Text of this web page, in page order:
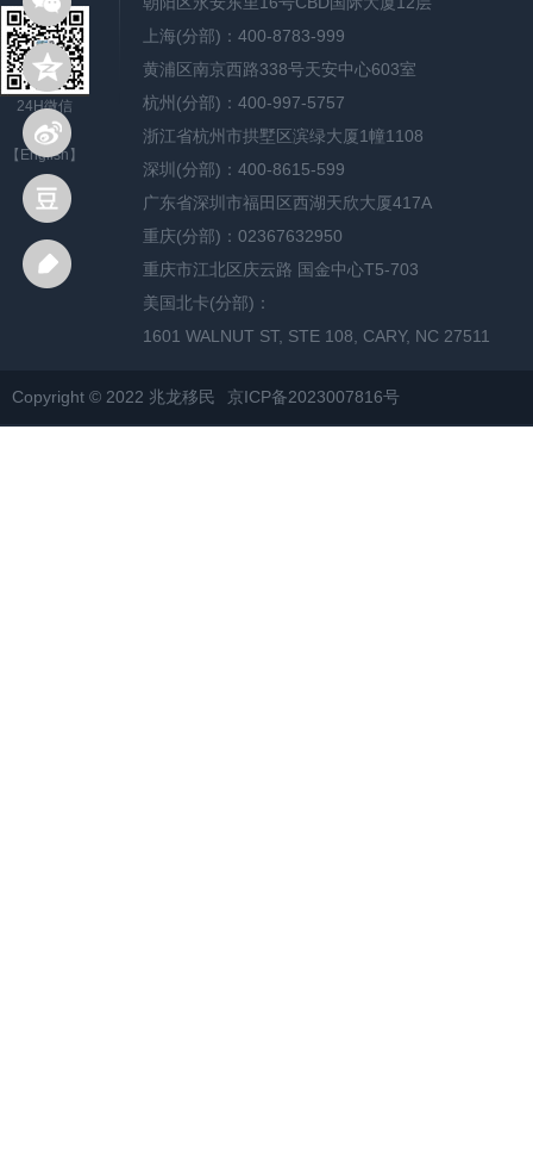
24H微信
【English】
上海(分部)：400-8783-999
黄浦区南京西路338号天安中心603室
杭州(分部)：400-997-5757
浙江省杭州市拱墅区滨绿大厦1幢1108
深圳(分部)：400-8615-599
广东省深圳市福田区西湖天欣大厦417A
重庆(分部)：02367632950
重庆市江北区庆云路 国金中心T5-703
美国北卡(分部)：
1601 WALNUT ST, STE 108, CARY, NC 27511
Copyright © 2022 兆龙移民 京ICP备2023007816号